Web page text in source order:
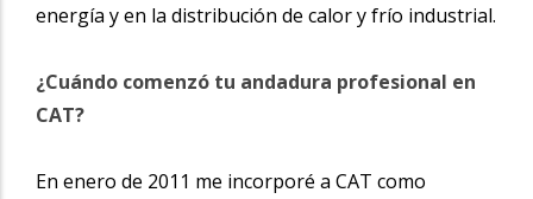
energía y en la distribución de calor y frío industrial.
¿Cuándo comenzó tu andadura profesional en
CAT?
En enero de 2011 me incorporé a CAT como